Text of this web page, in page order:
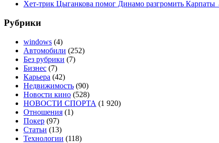
Хет-трик Цыганкова помог Динамо разгромить Карпаты
Рубрики
windows (4)
Автомобили (252)
Без рубрики (7)
Бизнес (7)
Карьера (42)
Недвижимость (90)
Новости кино (528)
НОВОСТИ СПОРТА (1 920)
Отношения (1)
Покер (97)
Статьи (13)
Технологии (118)